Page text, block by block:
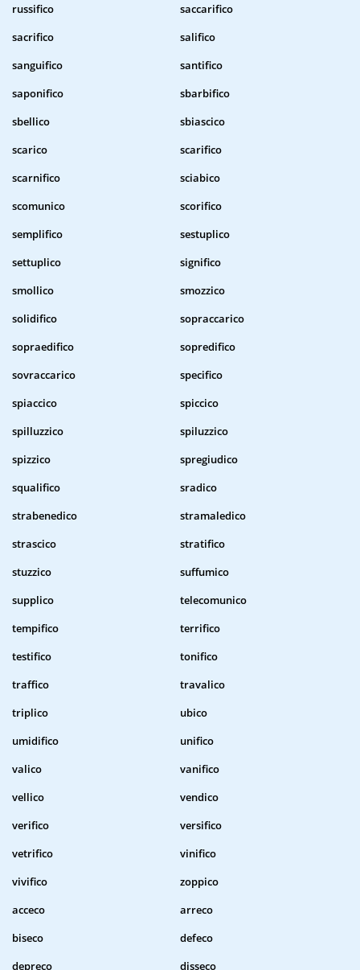
russifico
saccarifico
sacrifico
salifico
sanguifico
santifico
saponifico
sbarbifico
sbellico
sbiascico
scarico
scarifico
scarnifico
sciabico
scomunico
scorifico
semplifico
sestuplico
settuplico
significo
smollico
smozzico
solidifico
sopraccarico
sopraedifico
sopredifico
sovraccarico
specifico
spiaccico
spiccico
spilluzzico
spiluzzico
spizzico
spregiudico
squalifico
sradico
strabenedico
stramaledico
strascico
stratifico
stuzzico
suffumico
supplico
telecomunico
tempifico
terrifico
testifico
tonifico
traffico
travalico
triplico
ubico
umidifico
unifico
valico
vanifico
vellico
vendico
verifico
versifico
vetrifico
vinifico
vivifico
zoppico
acceco
arreco
biseco
defeco
depreco
disseco